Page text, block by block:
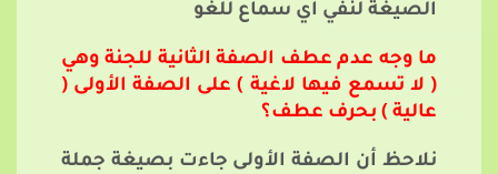
الصيغة لنفي أي سماع للغو
ما وجه عدم عطف الصفة الثانية للجنة وهي
( لا تسمع فيها لاغية ) على الصفة الأولى (
عالية ) بحرف عطف؟
نلاحظ أن الصفة الأولى جاءت بصيغة جملة